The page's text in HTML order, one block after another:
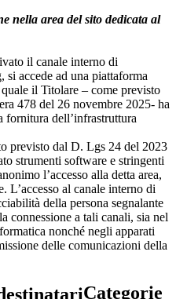
nella area del sito dedicata al
il canale interno di
accede ad una piattaforma
il Titolare – come previsto
478 del 26 novembre 2025- ha
dell’infrastruttura
previsto dal D. Lgs 24 del 2023
strumenti software e stringenti
l’accesso alla detta area,
L’accesso al canale interno di
della persona segnalante
connessione a tali canali, sia nel
nonché negli apparati
delle comunicazioni della
Categorie